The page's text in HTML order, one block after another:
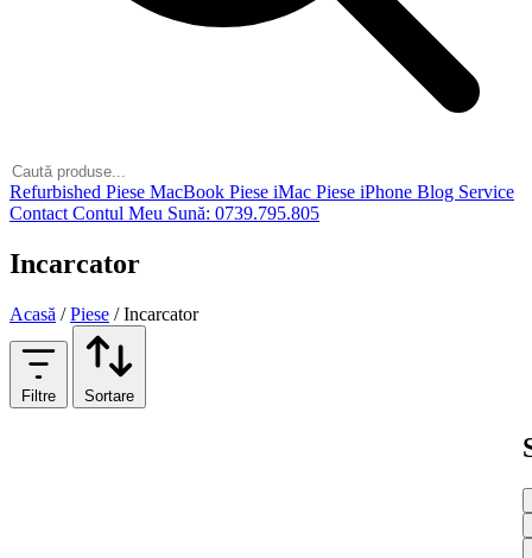
Refurbished Piese MacBook Piese iMac Piese iPhone Blog Service
Contact Contul Meu Sună: 0739.795.805
Incarcator
Acasă / Piese / Incarcator
Filtre Sortare